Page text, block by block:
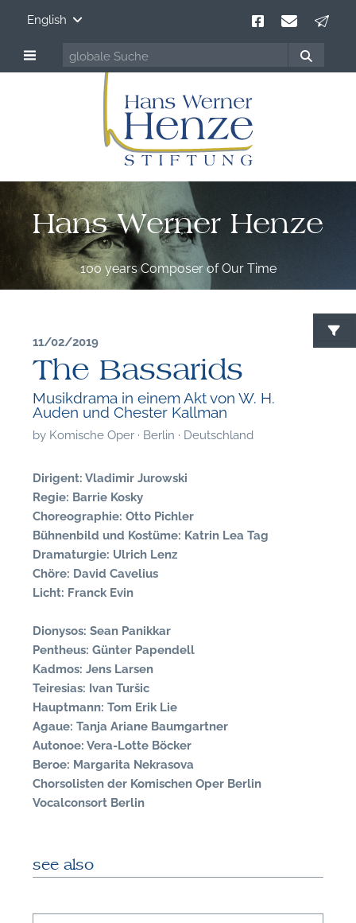
English
Hans Werner Henze
100 years Composer of Our Time
11/02/2019
The Bassarids
Musikdrama in einem Akt von W. H.
Auden und Chester Kallman
by Komische Oper · Berlin · Deutschland
Dirigent: Vladimir Jurowski
Regie: Barrie Kosky
Choreographie: Otto Pichler
Bühnenbild und Kostüme: Katrin Lea Tag
Dramaturgie: Ulrich Lenz
Chöre: David Cavelius
Licht: Franck Evin
Dionysos: Sean Panikkar
Pentheus: Günter Papendell
Kadmos: Jens Larsen
Teiresias: Ivan Turšic
Hauptmann: Tom Erik Lie
Agaue: Tanja Ariane Baumgartner
Autonoe: Vera-Lotte Böcker
Beroe: Margarita Nekrasova
Chorsolisten der Komischen Oper Berlin
Vocalconsort Berlin
see also